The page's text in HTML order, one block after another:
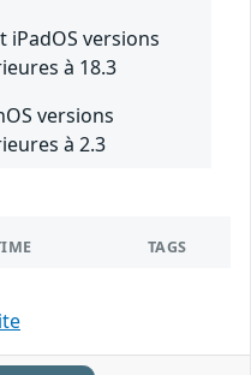
iPadOS versions
à 18.3
versions
à 2.3
TAGS